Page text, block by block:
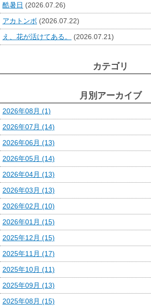
酷暑日 (2026.07.26)
アカトンボ (2026.07.22)
え、花が活けてある。
(2026.07.21)
カテゴリ
月別アーカイブ
2026年08月 (1)
2026年07月 (14)
2026年06月 (13)
2026年05月 (14)
2026年04月 (13)
2026年03月 (13)
2026年02月 (10)
2026年01月 (15)
2025年12月 (15)
2025年11月 (17)
2025年10月 (11)
2025年09月 (13)
2025年08月 (15)